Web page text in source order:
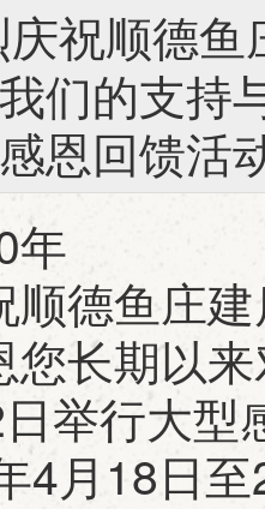
祝顺德
们的支持
恩回馈活
年
鱼庄建
期以来
举行大型
日至20